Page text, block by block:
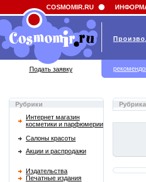
Field 'news_title' doesn't have a default value
Рубрики
Интернет магазин
косметики и парфюмерии
Салоны красоты
Акции и распродажи
Издательства
Печатные издания
COSMOMIR.RU
Подать заявку